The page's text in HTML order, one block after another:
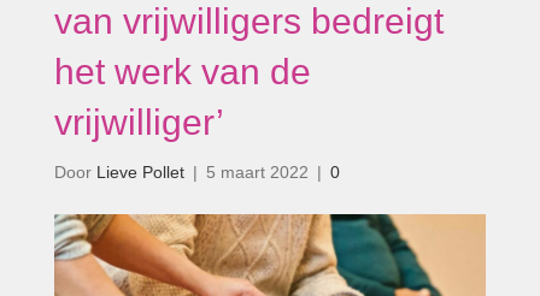
van vrijwilligers bedreigt
het werk van de
vrijwilliger’
Door Lieve Pollet | 5 maart 2022 | 0